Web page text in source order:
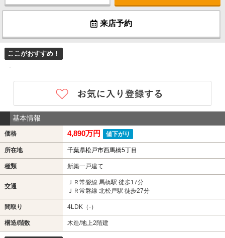
来店予約
ここがおすすめ！
-
基本情報
価格 4,890万円 値下がり
所在地 千葉県松戸市西馬橋5丁目
種類 新築一戸建て
交通
ＪＲ常磐線 馬橋駅 徒歩17分
ＪＲ常磐線 北松戸駅 徒歩27分
間取り 4LDK（-）
構造/階数 木造/地上2階建